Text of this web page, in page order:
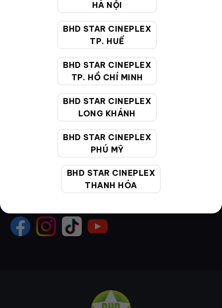
HÀ NỘI
BHD STAR CINEPLEX
TP. HUẾ
BHD STAR CINEPLEX
TP. HỒ CHÍ MINH
BHD STAR CINEPLEX
LONG KHÁNH
BHD STAR CINEPLEX
PHÚ MỸ
BHD STAR CINEPLEX
THANH HÓA
Quy định và chính sách chung
Chính sách bảo vệ thông tin cá nhân của người tiêu
CHĂM SÓC KHÁCH HÀNG
19002099
9:00 - 22:00 (Tất cả các ngày bao
gồm cả Lễ, Tết)
cskh@bhdstar.vn